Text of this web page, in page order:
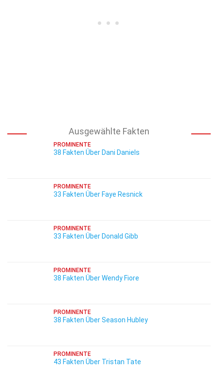
Ausgewählte Fakten
PROMINENTE
38 Fakten Über Dani Daniels
PROMINENTE
33 Fakten Über Faye Resnick
PROMINENTE
33 Fakten Über Donald Gibb
PROMINENTE
38 Fakten Über Wendy Fiore
PROMINENTE
38 Fakten Über Season Hubley
PROMINENTE
43 Fakten Über Tristan Tate